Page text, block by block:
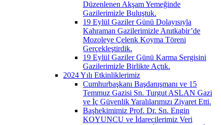
Düzenlenen Akşam Yemeğinde
Gazilerimizle Buluştuk.
19 Eylül Gaziler Günü Dolayısıyla
Kahraman Gazilerimizle Anıtkabir’de
Mozoleye Çelenk Koyma Töreni
Gerçekleştirdik.
19 Eylül Gaziler Günü Karma Sergisini
Gazilerimizle Birlikte Açtık.
2024 Yılı Etkinliklerimiz
Cumhurbaşkanı Başdanışmanı ve 15
Temmuz Gazisi Sn. Turgut ASLAN Gazi
ve İç Güvenlik Yaralılarımızı Ziyaret Etti.
Başhekimimiz Prof. Dr. Sn. Engin
KOYUNCU ve İdarecilerimiz Veri